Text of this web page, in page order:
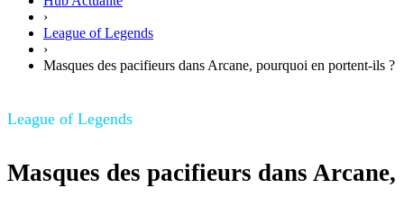
›
League of Legends
›
Masques des pacifieurs dans Arcane, pourquoi en portent-ils ?
League of Legends
Masques des pacifieurs dans Arcane,